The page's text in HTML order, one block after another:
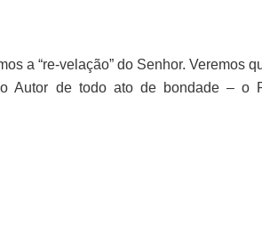
a “re-velação” do Senhor. Veremos
Autor de todo ato de bondade – o